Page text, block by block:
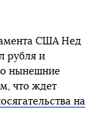
США Нед
рубля и
нынешние
что ждет
на